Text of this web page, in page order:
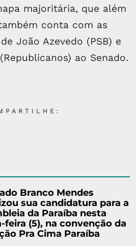
majoritária, que além
conta com as
João Azevedo (PSB) e
ao Senado.
Branco Mendes
sua candidatura para a
da Paraíba nesta
feira (5), na convenção da
Pra Cima Paraíba